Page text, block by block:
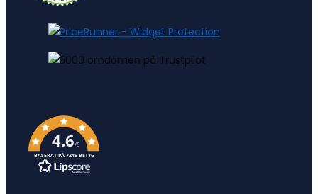
4.6/5
BASERAT PÅ 7245 BETYG